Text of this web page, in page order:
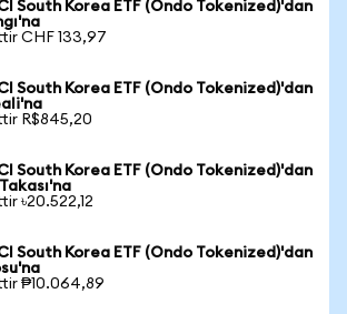
South Korea ETF (Ondo Tokenized)'dan
CHF 133,97
South Korea ETF (Ondo Tokenized)'dan
R$845,20
South Korea ETF (Ondo Tokenized)'dan
৳20.522,12
South Korea ETF (Ondo Tokenized)'dan
₱10.064,89